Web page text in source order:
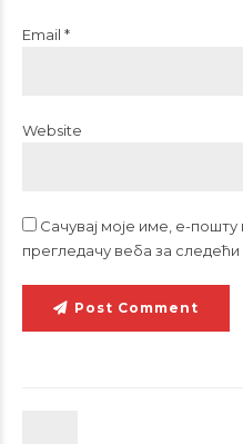
Email *
Website
Сачувај моје име, е-
прегледачу веба за
Post Comment